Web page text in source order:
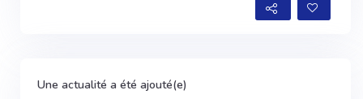
Une actualité a été ajouté(e)